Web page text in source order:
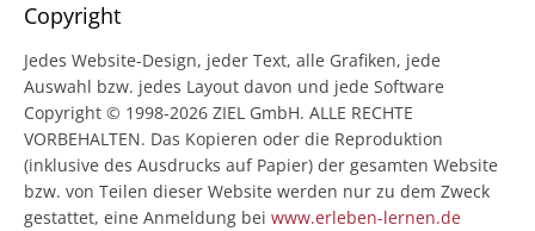
Copyright
Jedes Website-Design, jeder Text, alle Grafiken, jede
Auswahl bzw. jedes Layout davon und jede Software
Copyright © 1998-2026 ZIEL GmbH. ALLE RECHTE
VORBEHALTEN. Das Kopieren oder die Reproduktion
(inklusive des Ausdrucks auf Papier) der gesamten Website
bzw. von Teilen dieser Website werden nur zu dem Zweck
gestattet, eine Anmeldung bei www.erleben-lernen.de